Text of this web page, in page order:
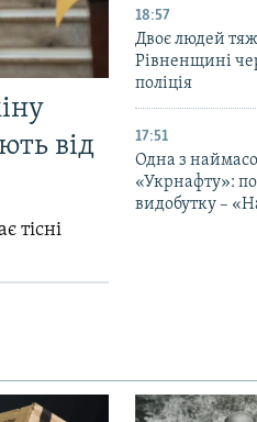
від
тісні
18:57
Двоє людей
Рівненщині
поліція
17:51
Одна з
«Укрнафту»:
видобутку –